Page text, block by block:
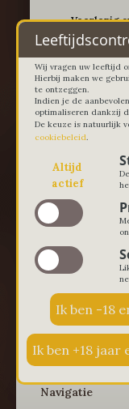
-- Voorlopig
thuislevering
Navigatie
Wij vragen uw leeftijd
Hierbij maken we
te ontzeggen.
Indien je de
optimaliseren dankzij
De keuze is natuurlijk
cookiebeleid.
Altijd
actief